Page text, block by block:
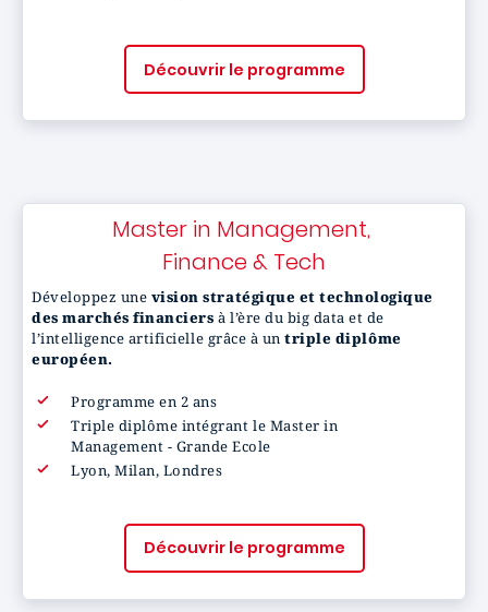
Découvrir le programme
Master in Management,
Finance & Tech
Développez une vision stratégique et technologique
des marchés financiers à l’ère du big data et de
l’intelligence artificielle grâce à untriple diplôme
européen.
Programme en 2 ans
Triple diplôme intégrant le Master in
Management - Grande Ecole
Lyon, Milan, Londres
Découvrir le programme